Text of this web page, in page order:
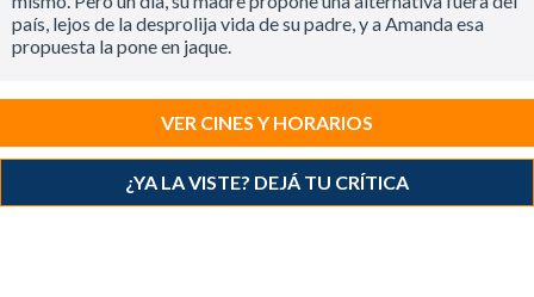
país, lejos de la desprolija vida de su padre, y a Amanda esa
propuesta la pone en jaque.
VER CINES Y HORARIOS
¿YA LA VISTE? DEJÁ TU CRÍTICA